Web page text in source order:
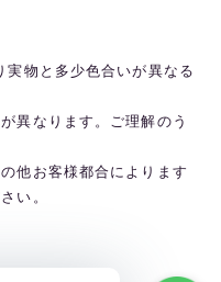
実物と多少色合いが異なる
異なります。ご理解のう
他お客様都合によります
い。